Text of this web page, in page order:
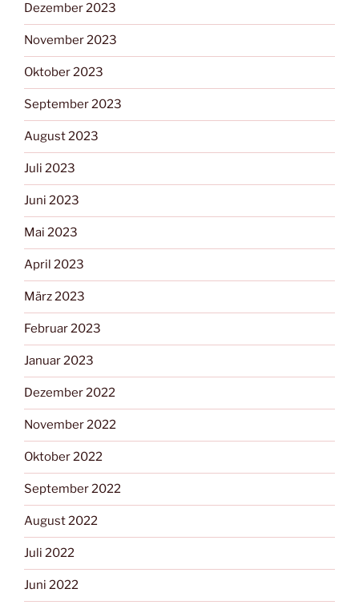
Dezember 2023
November 2023
Oktober 2023
September 2023
August 2023
Juli 2023
Juni 2023
Mai 2023
April 2023
März 2023
Februar 2023
Januar 2023
Dezember 2022
November 2022
Oktober 2022
September 2022
August 2022
Juli 2022
Juni 2022